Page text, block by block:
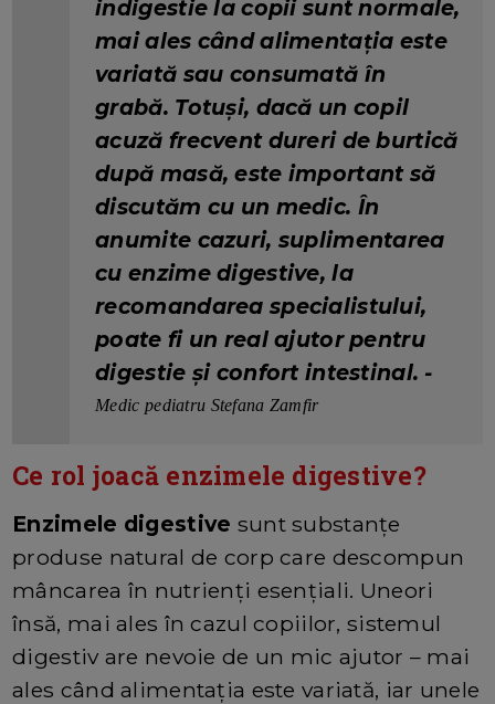
indigestie la copii sunt normale,
mai ales când alimentația este
variată sau consumată în
grabă. Totuși, dacă un copil
acuză frecvent dureri de burtică
după masă, este important să
discutăm cu un medic. În
anumite cazuri, suplimentarea
cu enzime digestive, la
recomandarea specialistului,
poate fi un real ajutor pentru
digestie și confort intestinal. -
Medic pediatru Stefana Zamfir
Ce rol joacă enzimele digestive?
Enzimele digestive sunt substanțe
produse natural de corp care descompun
mâncarea în nutrienți esențiali. Uneori
însă, mai ales în cazul copiilor, sistemul
digestiv are nevoie de un mic ajutor – mai
ales când alimentația este variată, iar unele